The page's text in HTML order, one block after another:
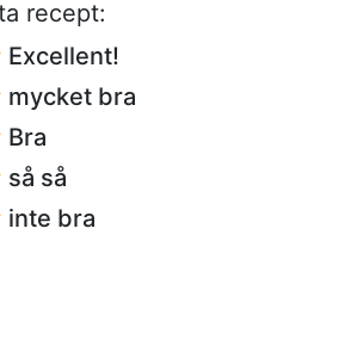
recept:
Excellent!
mycket bra
Bra
så så
inte bra